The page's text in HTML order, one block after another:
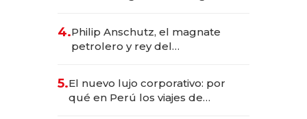
4.Philip Anschutz, el magnate
petrolero y rey del
Fénix
5.El nuevo lujo corporativo: por
qué en Perú los viajes de